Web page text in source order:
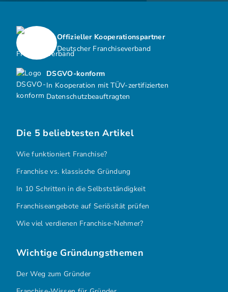
DSGVO-konform
In Kooperation mit TÜV-zertifizierten
Datenschutzbeauftragten
Offizieller Kooperationspartner
Deutscher Franchiseverband
Die 5 beliebtesten Artikel
Wie funktioniert Franchise?
Franchise vs. klassische Gründung
In 10 Schritten in die Selbstständigkeit
Franchiseangebote auf Seriösität prüfen
Wie viel verdienen Franchise-Nehmer?
Wichtige Gründungsthemen
Der Weg zum Gründer